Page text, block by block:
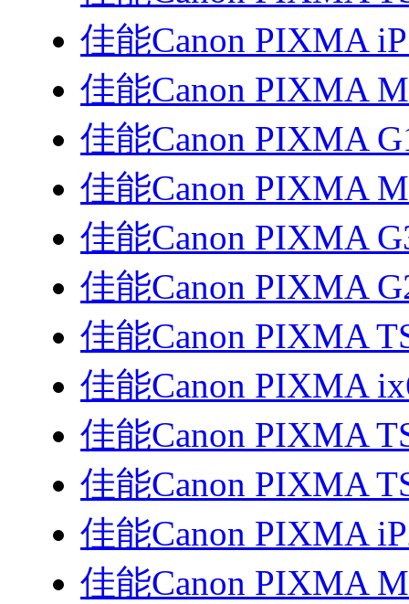
佳能Canon PIXMA
佳能Canon PIXMA
佳能Canon PIXMA
佳能Canon PIXMA
佳能Canon PIXMA
佳能Canon PIXMA
佳能Canon PIXMA
佳能Canon PIXMA
佳能Canon PIXMA
佳能Canon PIXMA
佳能Canon PIXMA
佳能Canon PIXMA